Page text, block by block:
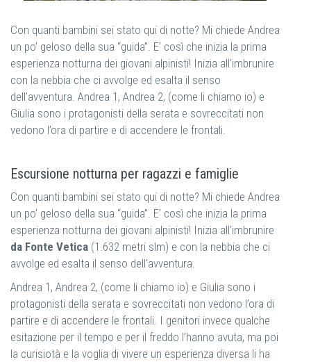
Con quanti bambini sei stato qui di notte? Mi chiede Andrea
un po’ geloso della sua “guida”. E’ così che inizia la prima
esperienza notturna dei giovani alpinisti! Inizia all’imbrunire
con la nebbia che ci avvolge ed esalta il senso
dell’avventura. Andrea 1, Andrea 2, (come li chiamo io) e
Giulia sono i protagonisti della serata e sovreccitati non
vedono l’ora di partire e di accendere le frontali.
Escursione notturna per ragazzi e famiglie
Con quanti bambini sei stato qui di notte? Mi chiede Andrea
un po’ geloso della sua “guida”. E’ così che inizia la prima
esperienza notturna dei giovani alpinisti! Inizia all’imbrunire
da Fonte Vetica (1.632 metri slm) e con la nebbia che ci
avvolge ed esalta il senso dell’avventura.
Andrea 1, Andrea 2, (come li chiamo io) e Giulia sono i
protagonisti della serata e sovreccitati non vedono l’ora di
partire e di accendere le frontali. I genitori invece qualche
esitazione per il tempo e per il freddo l’hanno avuta, ma poi
la curisiotà e la voglia di vivere un esperienza diversa li ha